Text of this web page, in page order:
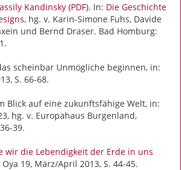
Kandinsky (PDF). In: Die Geschichte
, hg. v. Karin-Simone Fuhs, Davide
und Bernd Draser. Bad Homburg:
scheinbar Unmögliche beginnen, in:
S. 66-68.
Blick auf eine zukunftsfähige Welt, in:
hg. v. Europahaus Burgenland,
39.
wir die Lebendigkeit der Erde in uns
Oya 19, März/April 2013, S. 44-45.